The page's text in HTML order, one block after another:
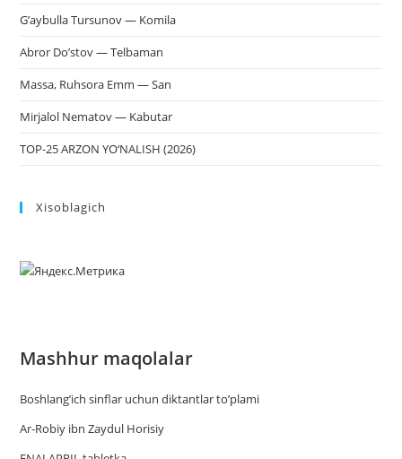
G’aybulla Tursunov — Komila
Abror Do’stov — Telbaman
Massa, Ruhsora Emm — San
Mirjalol Nematov — Kabutar
TOP-25 ARZON YO‘NALISH (2026)
Xisoblagich
Mashhur maqolalar
Boshlang’ich sinflar uchun diktantlar to’plami
Ar-Robiy ibn Zaydul Horisiy